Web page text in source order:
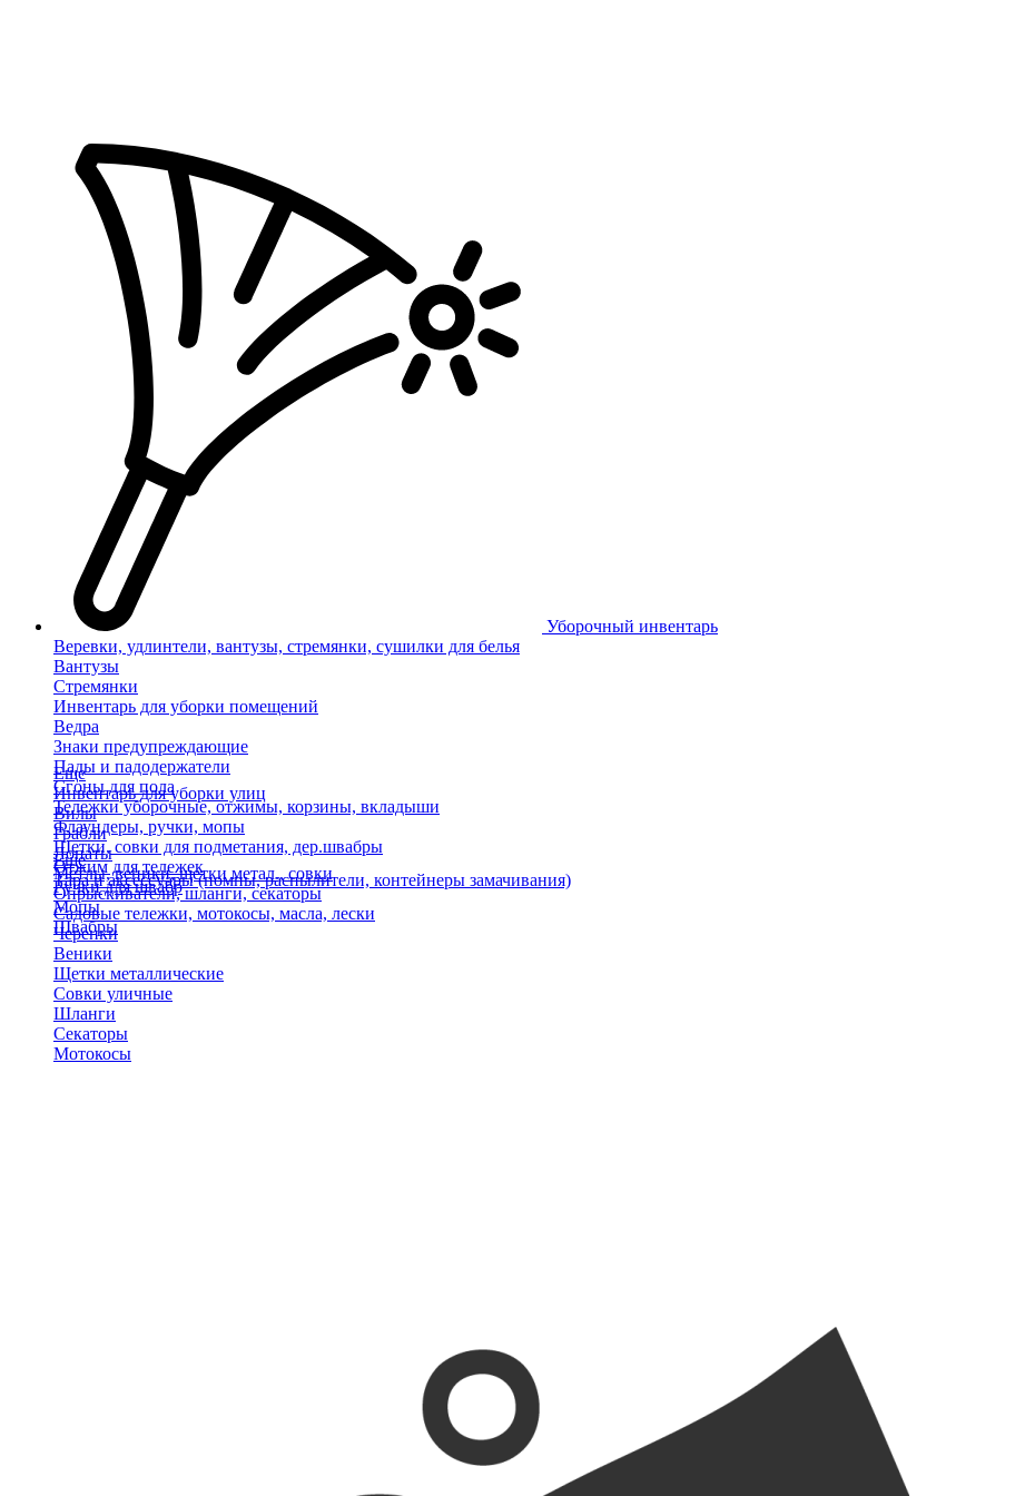
Уборочный инвентарь
Веревки, удлинтели, вантузы, стремянки, сушилки для белья
Вантузы
Стремянки
Инвентарь для уборки помещений
Ведра
Знаки предупреждающие
Пады и падодержатели
Сгоны для пола
Тележки уборочные, отжимы, корзины, вкладыши
Флаундеры, ручки, мопы
Щетки, совки для подметания, дер.швабры
Отжим для тележек
Ручки для швабр
Мопы
Швабры
Еще
Инвентарь для уборки улиц
Вилы
Грабли
Лопаты
Метлы, веники, щетки метал., совки
Опрыскиватели, шланги, секаторы
Садовые тележки, мотокосы, масла, лески
Черенки
Веники
Щетки металлические
Совки уличные
Шланги
Секаторы
Мотокосы
Еще
Тара и аксессуары (помпы, распылители, контейнеры замачивания)